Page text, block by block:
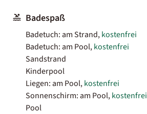
Badespaß
Badetuch: am Strand,kostenfrei
Badetuch: am Pool,kostenfrei
Sandstrand
Kinderpool
Liegen: am Pool,kostenfrei
Sonnenschirm: am Pool,kostenfrei
Pool